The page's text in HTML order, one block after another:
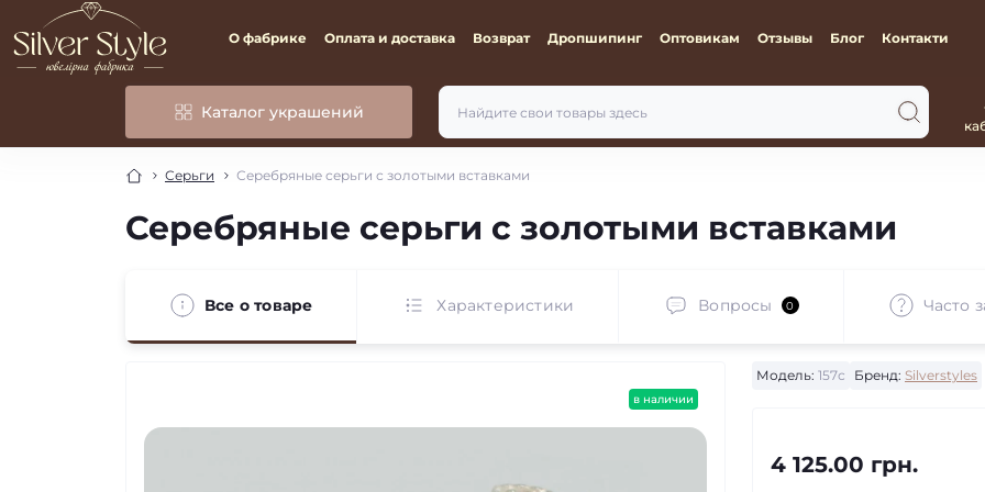
О фабрике Оплата и доставка Возврат Дропшипинг Оптовикам Отзывы Блог Контакти
Каталог украшений
Серьги Серебряные серьги с золотыми вставками
Серебряные серьги с золотыми вставками
Все о товаре Характеристики Вопросы 0 Часто
в наличии
Модель: 157с Бренд: Silverstyles
4 125.00 грн.